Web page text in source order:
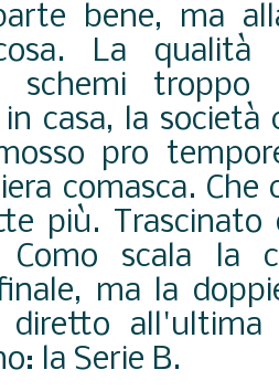
bene, ma
La
schemi troppo
casa, la società
pro
comasca. Che
più.
scala la
ma la
diretto
la Serie B.